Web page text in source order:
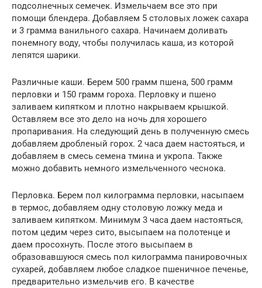
подсолнечных семечек. Измельчаем все это при
помощи блендера. Добавляем 5 столовых ложек сахара
и 3 грамма ванильного сахара. Начинаем доливать
понемногу воду, чтобы получилась каша, из которой
лепятся шарики.
Различные каши. Берем 500 грамм пшена, 500 грамм
перловки и 150 грамм гороха. Перловку и пшено
заливаем кипятком и плотно накрываем крышкой.
Оставляем все это дело на ночь для хорошего
пропаривания. На следующий день в полученную смесь
добавляем дробленый горох. 2 часа даем настояться, и
добавляем в смесь семена тмина и укропа. Также
можно добавить немного измельченного чеснока.
Перловка. Берем пол килограмма перловки, насыпаем
в термос, добавляем одну столовую ложку меда и
заливаем кипятком. Минимум 3 часа даем настояться,
потом цедим через сито, высыпаем на полотенце и
даем просохнуть. После этого высыпаем в
образовавшуюся смесь пол килограмма панировочных
сухарей, добавляем любое сладкое пшеничное печенье,
предварительно измельчив его. В качестве